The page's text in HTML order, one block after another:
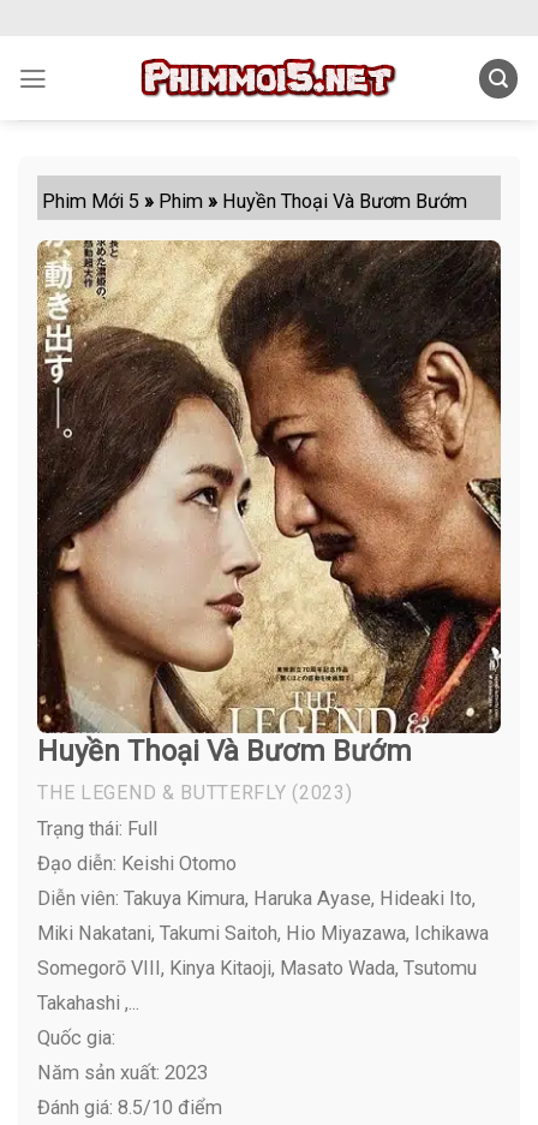
content
Phim Mới 5 » Phim » Huyền Thoại Và Bươm Bướm
Huyền Thoại Và Bươm Bướm
THE LEGEND & BUTTERFLY (2023)
Trạng thái: Full
Đạo diễn: Keishi Otomo
Diễn viên: Takuya Kimura, Haruka Ayase, Hideaki Ito,
Miki Nakatani, Takumi Saitoh, Hio Miyazawa, Ichikawa
Somegorō VIII, Kinya Kitaoji, Masato Wada, Tsutomu
Takahashi ,...
Quốc gia:
Năm sản xuất: 2023
Đánh giá: 8.5/10 điểm